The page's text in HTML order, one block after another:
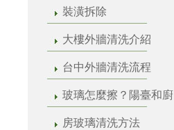
裝潢拆除
大樓外牆清洗介紹
台中外牆清洗流程
玻璃怎麼擦？陽臺和廚
房玻璃清洗方法